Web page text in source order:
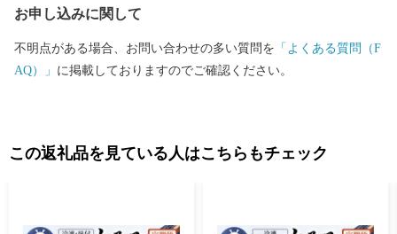
お申し込みに関して
不明点がある場合、お問い合わせの多い質問を 「よくある質問（F
AQ）」 に掲載しておりますのでご確認ください。
この返礼品を見ている人はこちらもチェック